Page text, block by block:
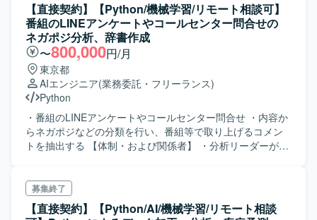
【直接契約】【Python/機械学習/リモート相談可】
番組のLINEアンケートやコールセンター問合せの
ネガポジ分析、辞書作成
〜800,000円/月
東京都
AIエンジニア(業務委託・フリーランス)
Python
・番組のLINEアンケートやコールセンター問合せ ・内容か
らネガポジなどの分類を行い、番組等で取り上げるコメン
トを抽出する 【体制・および関係者】 ・分析リーダーが1
募集終了
【直接契約】【Python/AI/機械学習/リモート相談